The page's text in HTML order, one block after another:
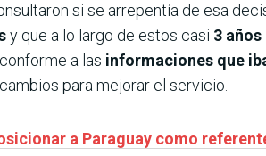
si se arrepentía de esa
y que a lo largo de estos casi 3
a las informaciones que
para mejorar el servicio.
a Paraguay como